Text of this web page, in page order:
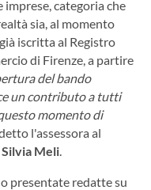
categoria che
sia, al momento
iscritta al Registro
di Firenze, a partire
del bando
un contributo a tutti
momento di
l'assessora al
Silvia Meli.
presentate redatte su